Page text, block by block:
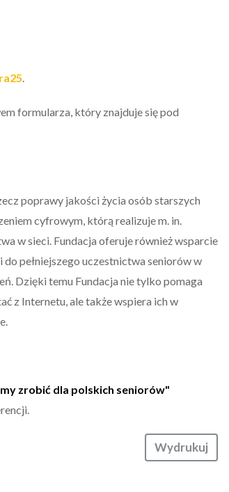
formularza, który znajduje się pod
poprawy jakości życia osób starszych
cyfrowym, którą realizuje m. in.
w sieci. Fundacja oferuje również wsparcie
pełniejszego uczestnictwa seniorów w
Dzięki temu Fundacja nie tylko pomaga
z Internetu, ale także wspiera ich w
zrobić dla polskich seniorów"
Wydrukuj